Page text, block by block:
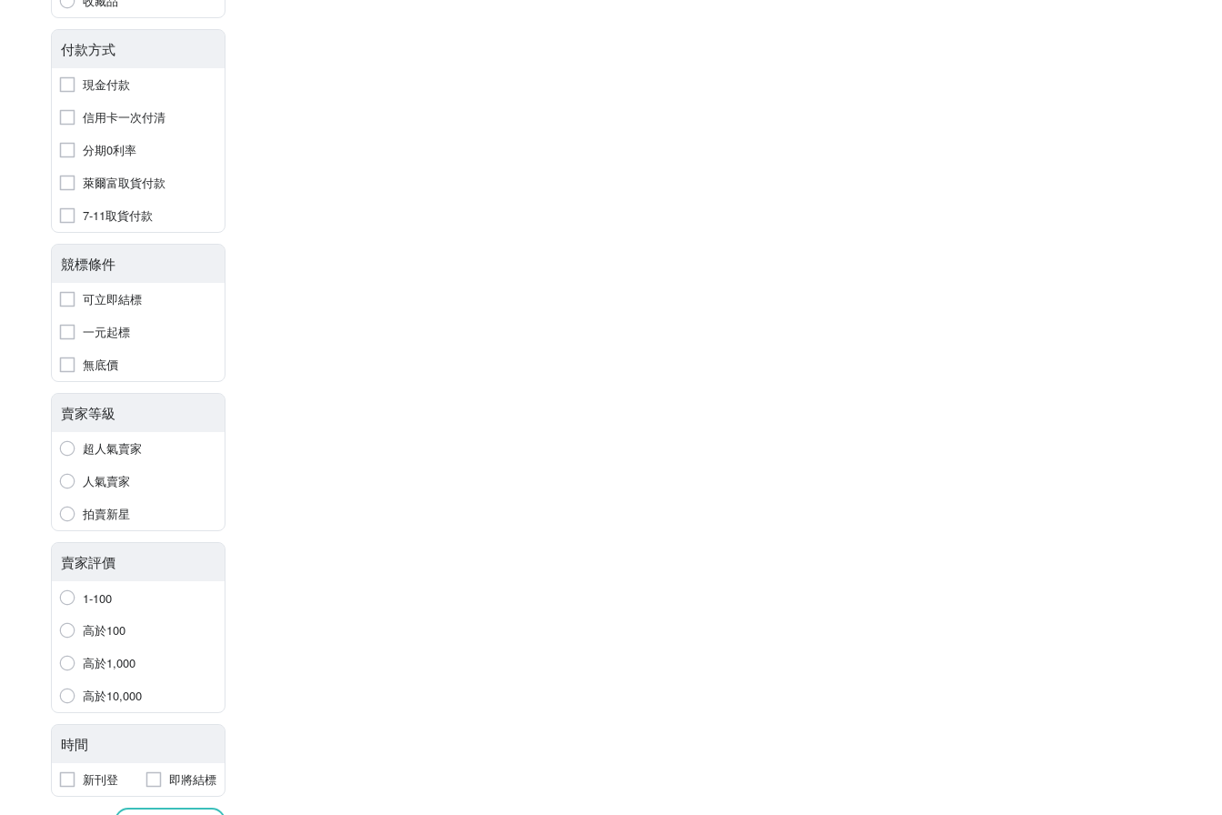
付款方式
現金付款
信用卡一次付清
分期0利率
萊爾富取貨付款
7-11取貨付款
競標條件
可立即結標
一元起標
無底價
賣家等級
超人氣賣家
人氣賣家
拍賣新星
賣家評價
1-100
高於100
高於1,000
高於10,000
時間
新刊登 即將結標